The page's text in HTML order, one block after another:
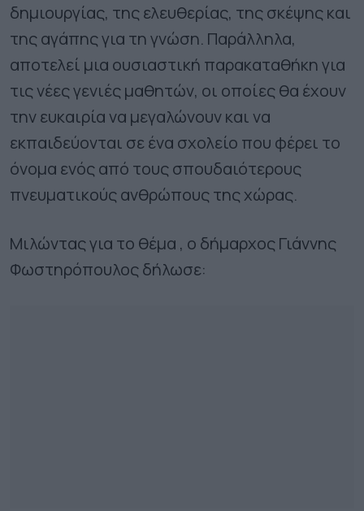
δημιουργίας, της ελευθερίας, της σκέψης και
της αγάπης για τη γνώση. Παράλληλα,
αποτελεί μια ουσιαστική παρακαταθήκη για
τις νέες γενιές μαθητών, οι οποίες θα έχουν
την ευκαιρία να μεγαλώνουν και να
εκπαιδεύονται σε ένα σχολείο που φέρει το
όνομα ενός από τους σπουδαιότερους
πνευματικούς ανθρώπους της χώρας.
Μιλώντας για το θέμα , ο δήμαρχος Γιάννης
Φωστηρόπουλος δήλωσε: